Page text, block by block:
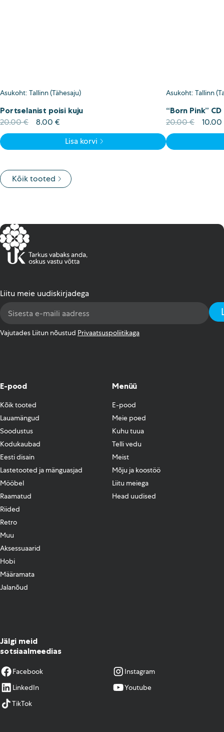
Asukoht: Tallinn (Tähesaju)
Portselanist poisi kuju
20.00€
Algne
hind
20.00 €.
8.00 €
price
is:
8.00 €.
Lisa korvi
Asukoht: Tallinn
“Born Pink”
20.00€
Algne
hind
10.00
Kõik tooted
Liitu meie uudiskirjadega
Address
Vajutades Liitun nõustud Privaatsuspoliitikaga
E-pood
Kõik tooted
Lauamängud
Soodustus
Kodukaubad
Eesti disain
Lastetooted ja mänguasjad
Mööbel
Raamatud
Riided
Retro
Muu
Aksessuaarid
Hobi
Määramata
Jalanõud
Menüü
E-pood
Meie poed
Kuhu tuua
Telli vedu
Meist
Mõju ja koostöö
Liitu meiega
Head uudised
Jälgi meid
sotsiaalmeedias
Facebook
Instagram
LinkedIn
Youtube
TikTok